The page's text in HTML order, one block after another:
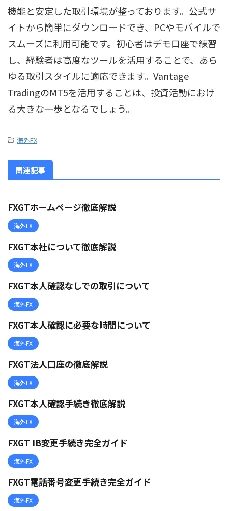
機能と安定した取引環境が整っております。公式サ
イトから簡単にダウンロードでき、PCやモバイルで
スムーズに利用可能です。初心者はデモ口座で練習
し、経験者は高度なツールを活用することで、あら
ゆる取引スタイルに適応できます。Vantage
TradingのMT5を活用することは、投資活動におけ
る大きな一歩となるでしょう。
-海外FX
関連記事
FXGTホームページ徹底解説
海外FX
FXGT本社について徹底解説
海外FX
FXGT本人確認なしでの取引について
海外FX
FXGT本人確認に必要な時間について
海外FX
FXGT法人口座の徹底解説
海外FX
FXGT本人確認手続き徹底解説
海外FX
FXGT IB変更手続き完全ガイド
海外FX
FXGT電話番号変更手続き完全ガイド
海外FX